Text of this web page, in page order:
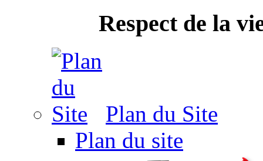
Respect de la
Plan du Site
Plan du site